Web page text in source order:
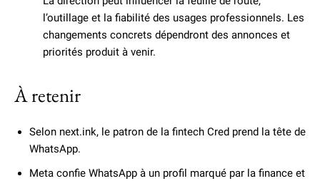
l’outillage et la fiabilité des usages professionnels. Les
changements concrets dépendront des annonces et
priorités produit à venir.
À retenir
Selon next.ink, le patron de la fintech Cred prend la tête de
WhatsApp.
Meta confie WhatsApp à un profil marqué par la finance et